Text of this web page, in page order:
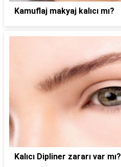
Kamuflaj makyaj kalıcı mı?
Kalıcı Dipliner zararı var mı?